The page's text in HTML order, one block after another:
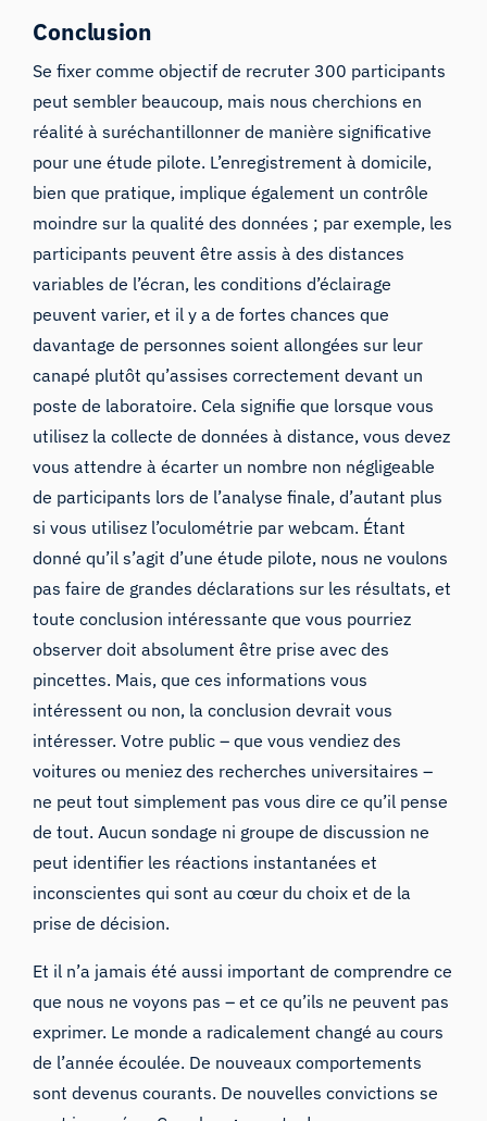
Conclusion
Se fixer comme objectif de recruter 300 participants
peut sembler beaucoup, mais nous cherchions en
réalité à suréchantillonner de manière significative
pour une étude pilote. L’enregistrement à domicile,
bien que pratique, implique également un contrôle
moindre sur la qualité des données ; par exemple, les
participants peuvent être assis à des distances
variables de l’écran, les conditions d’éclairage
peuvent varier, et il y a de fortes chances que
davantage de personnes soient allongées sur leur
canapé plutôt qu’assises correctement devant un
poste de laboratoire. Cela signifie que lorsque vous
utilisez la collecte de données à distance, vous devez
vous attendre à écarter un nombre non négligeable
de participants lors de l’analyse finale, d’autant plus
si vous utilisez l’oculométrie par webcam. Étant
donné qu’il s’agit d’une étude pilote, nous ne voulons
pas faire de grandes déclarations sur les résultats, et
toute conclusion intéressante que vous pourriez
observer doit absolument être prise avec des
pincettes. Mais, que ces informations vous
intéressent ou non, la conclusion devrait vous
intéresser. Votre public – que vous vendiez des
voitures ou meniez des recherches universitaires –
ne peut tout simplement pas vous dire ce qu’il pense
de tout. Aucun sondage ni groupe de discussion ne
peut identifier les réactions instantanées et
inconscientes qui sont au cœur du choix et de la
prise de décision.
Et il n’a jamais été aussi important de comprendre ce
que nous ne voyons pas – et ce qu’ils ne peuvent pas
exprimer. Le monde a radicalement changé au cours
de l’année écoulée. De nouveaux comportements
sont devenus courants. De nouvelles convictions se